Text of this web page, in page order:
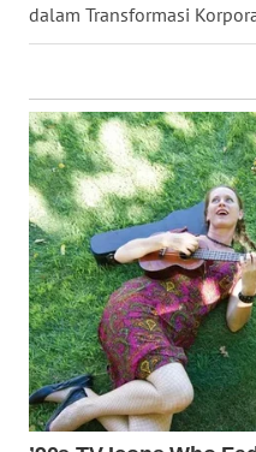
dalam Transformasi
WN
MALUT
WN
DAIRI
WN
DANAU
TOBA
WN
NIAS
WN
LANGKAT